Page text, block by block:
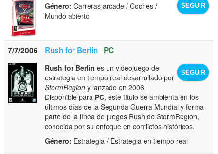
SEGUIR
Género: Carreras arcade / Coches /
Mundo abierto
7/7/2006 Rush for Berlin PC
SEGUIR
Rush for Berlin es un videojuego de
estrategia en tiempo real desarrollado por
StormRegion y lanzado en 2006.
Disponible para PC, este título se ambienta en los
últimos días de la Segunda Guerra Mundial y forma
parte de la línea de juegos Rush de StormRegion,
conocida por su enfoque en conflictos históricos.
Género: Estrategia / Estrategia en tiempo real